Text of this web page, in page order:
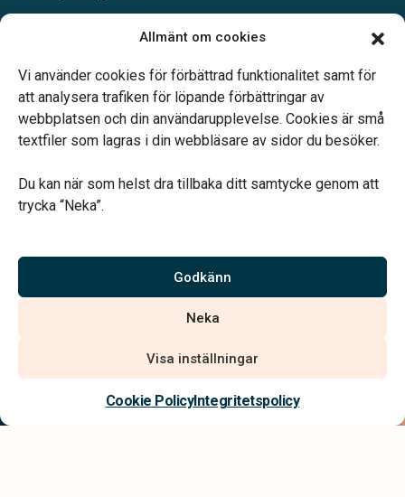
Allmänt om cookies
Vi använder cookies för förbättrad funktionalitet samt för
att analysera trafiken för löpande förbättringar av
webbplatsen och din användarupplevelse. Cookies är små
textfiler som lagras i din webbläsare av sidor du besöker.
Du kan när som helst dra tillbaka ditt samtycke genom att
trycka “Neka”.
Godkänn
Neka
Visa inställningar
Cookie PolicyIntegritetspolicy
Kontakta oss
Limhamns Begravningsbyrå Värnhem
Telefonjour dygnet runt.
Vårt systerbolag Verahill hjälper dig med familjejuridiken –
Vi är auktoriserade av Sveriges Begravningsbyråers Förbund och
har högt ställda krav på utbildning, kvalitet, miljö och arbetsmiljö.